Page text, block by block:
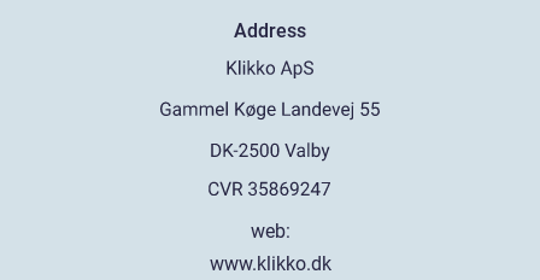
Address
web:
www.klikko.dk